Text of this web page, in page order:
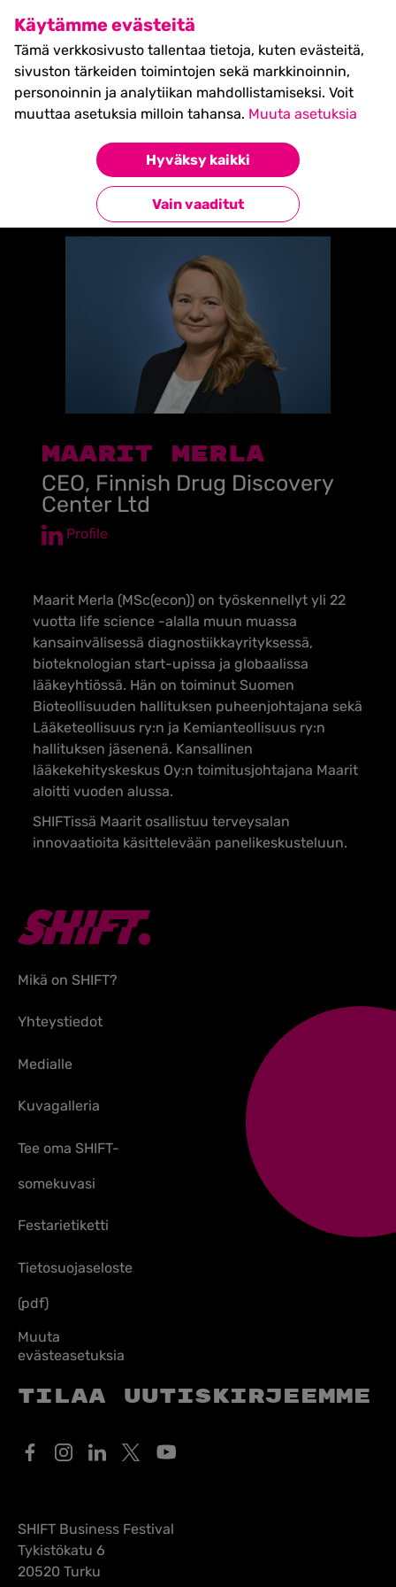
Käytämme evästeitä
Tämä verkkosivusto tallentaa tietoja, kuten evästeitä,
sivuston tärkeiden toimintojen sekä markkinoinnin,
personoinnin ja analytiikan mahdollistamiseksi. Voit
muuttaa asetuksia milloin tahansa. Muuta asetuksia
Hyväksy kaikki
Vain vaaditut
SHIFT Business Festival
27.5.2027, Turku - liput
myynnissä nyt! >>
Maarit Merla
Takaisin esiintyjiin
Maarit Merla
CEO, Finnish Drug Discovery
Center Ltd
Profile
Maarit Merla (MSc(econ)) on työskennellyt yli 22
vuotta life science -alalla muun muassa
kansainvälisessä diagnostiikkayrityksessä,
bioteknologian start-upissa ja globaalissa
lääkeyhtiössä. Hän on toiminut Suomen
Bioteollisuuden hallituksen puheenjohtajana sekä
Lääketeollisuus ry:n ja Kemianteollisuus ry:n
hallituksen jäsenenä. Kansallinen
lääkekehityskeskus Oy:n toimitusjohtajana Maarit
aloitti vuoden alussa.
SHIFTissä Maarit osallistuu terveysalan
innovaatioita käsittelevään panelikeskusteluun.
Mikä on SHIFT?
Yhteystiedot
Medialle
Kuvagalleria
Tee oma SHIFT-
somekuvasi
Festarietiketti
Tietosuojaseloste
(pdf)
Muuta
evästeasetuksia
Tilaa uutiskirjeemme
SHIFT Business Festival
Tykistökatu 6
20520 Turku